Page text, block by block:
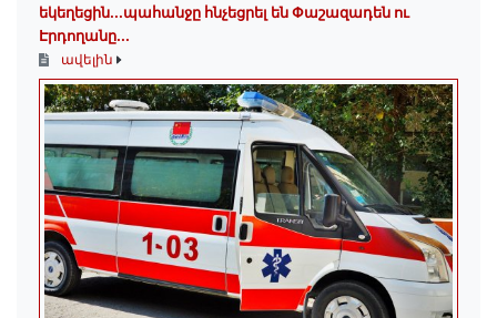
եկեղեցին․․․պահանջը հնչեցրել են Փաշազադեն ու
Էրդողանը․․․
ավելին